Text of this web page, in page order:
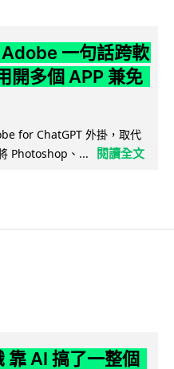
一句話跨軟
開多個 APP 兼免
for ChatGPT 外掛，取代
Photoshop、...
閱讀全文
靠 AI 搞了一整個